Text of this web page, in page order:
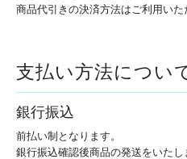
商品代引きの決済方法はご利用いた
支払い方法につい
銀行振込
前払い制となります。
銀行振込確認後商品の発送をいたし